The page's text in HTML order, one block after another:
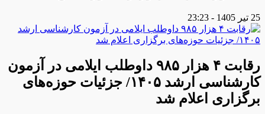
25 تیر 1405 - 23:23
رقابت ۴ هزار ۹۸۵ داوطلب ایلامی در آزمون
کارشناسی ارشد ۱۴۰۵/ جزئیات حوزه‌های
برگزاری اعلام شد